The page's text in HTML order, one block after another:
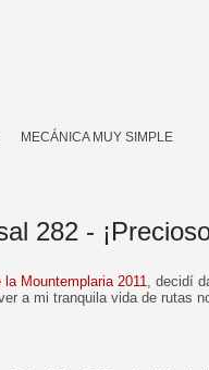
MECÁNICA MUY SIMPLE
282 -
la Mountemplaria 2011, decidí
a mi tranquila vida de rutas